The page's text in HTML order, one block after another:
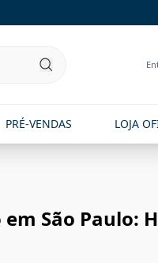
PRÉ-VENDAS LOJA
São Paulo: